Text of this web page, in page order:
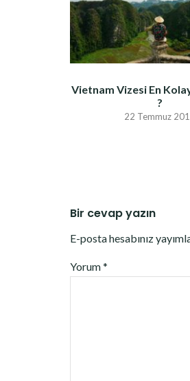
Vietnam Vizesi En Kolay
?
22 Temmuz
Bir cevap yazın
E-posta hesabınız
Yorum*